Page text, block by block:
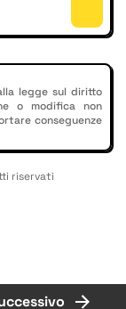
legge sul diritto
o modifica non
conseguenze
riservati